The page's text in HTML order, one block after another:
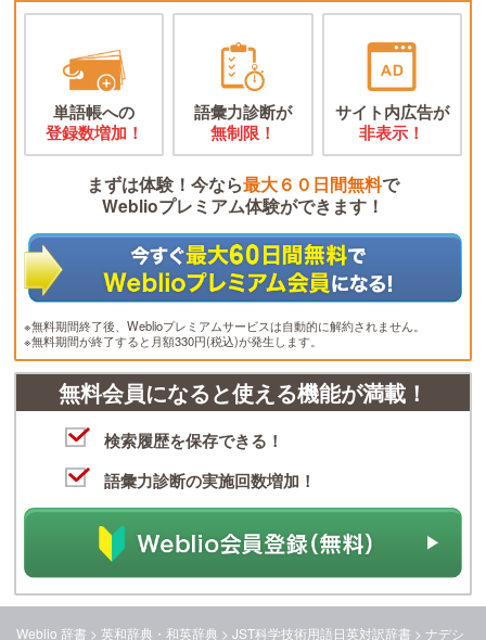
単語帳への
登録数増加！
語彙力診断が
無制限！
サイト内広告が
非表示！
まずは体験！今なら最大６０日間無料で
Weblioプレミアム体験ができます！
※無料期間終了後、Weblioプレミアムサービスは自動的に解約されません。
※無料期間が終了すると月額330円(税込)が発生します。
無料会員になると使える機能が満載！
検索履歴を保存できる！
語彙力診断の実施回数増加！
Weblio 辞書 > 英和辞典・和英辞典 > JST科学技術用語日英対訳辞書 > ナデシ